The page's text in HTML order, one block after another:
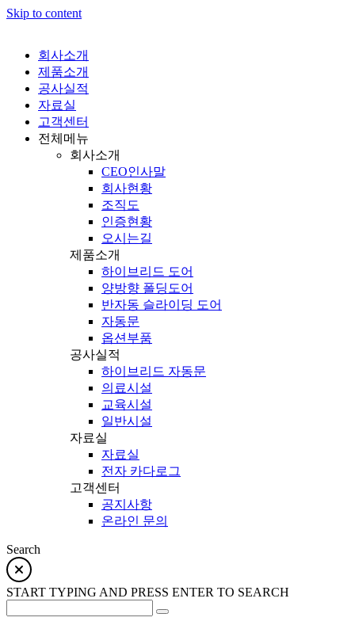
Skip to content
회사소개
제품소개
공사실적
자료실
고객센터
전체메뉴
회사소개
CEO인사말
회사현황
조직도
인증현황
오시는길
제품소개
하이브리드 도어
양방향 폴딩도어
반자동 슬라이딩 도어
자동문
옵션부품
공사실적
하이브리드 자동문
의료시설
교육시설
일반시설
자료실
자료실
전자 카다로그
고객센터
공지사항
온라인 문의
Search
START TYPING AND PRESS ENTER TO SEARCH